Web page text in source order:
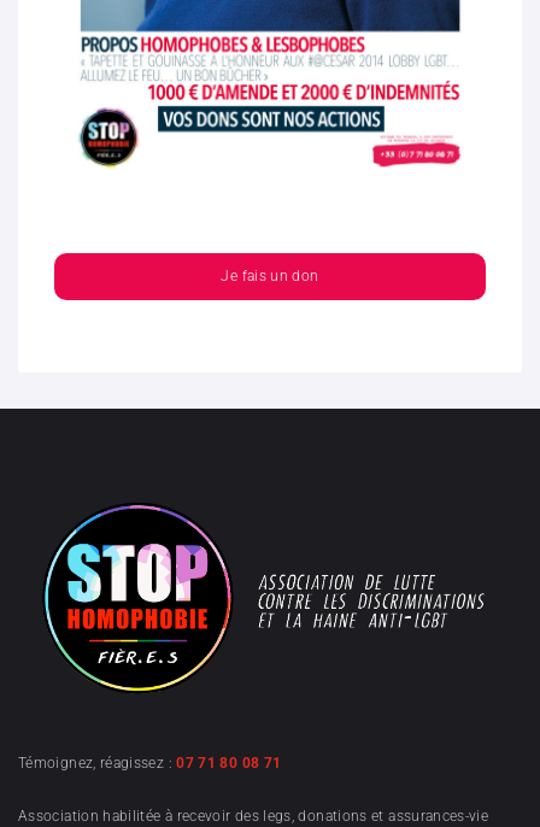
Je fais un don
Témoignez, réagissez :07 71 80 08 71
Association habilitée à recevoir des legs, donations et assurances-vie